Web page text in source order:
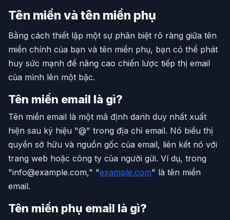
Tên miền và tên miền phụ
Bằng cách thiết lập một sự phân biệt rõ ràng giữa tên
miền chính của bạn và tên miền phụ, bạn có thể phát
huy sức mạnh để nâng cao chiến lược tiếp thị email
của mình lên một bậc.
Tên miền email là gì?
Tên miền email là một mã định danh duy nhất xuất
hiện sau ký hiệu "@" trong địa chỉ email. Nó biểu thị
quyền sở hữu và nguồn gốc của email, liên kết nó với
trang web hoặc công ty của người gửi. Ví dụ, trong
"info@example.com," "example.com" là tên miền
email.
Tên miền phụ email là gì?